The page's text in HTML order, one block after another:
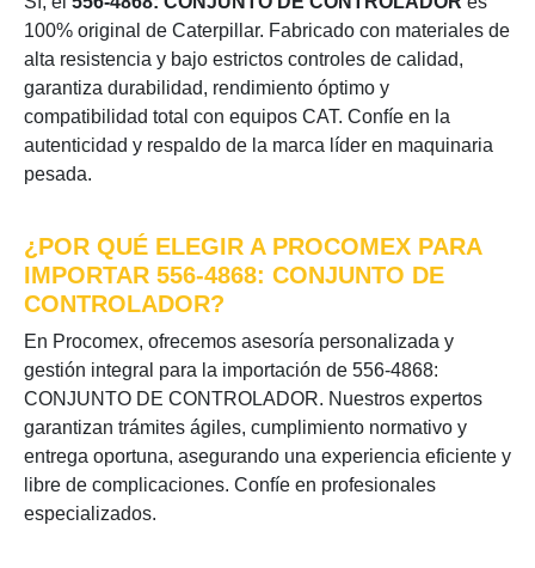
100% original de Caterpillar. Fabricado con materiales de
alta resistencia y bajo estrictos controles de calidad,
garantiza durabilidad, rendimiento óptimo y
compatibilidad total con equipos CAT. Confíe en la
autenticidad y respaldo de la marca líder en maquinaria
pesada.
¿POR QUÉ ELEGIR A PROCOMEX PARA
IMPORTAR 556-4868: CONJUNTO DE
CONTROLADOR?
En Procomex, ofrecemos asesoría personalizada y
gestión integral para la importación de 556-4868:
CONJUNTO DE CONTROLADOR. Nuestros expertos
garantizan trámites ágiles, cumplimiento normativo y
entrega oportuna, asegurando una experiencia eficiente y
libre de complicaciones. Confíe en profesionales
especializados.